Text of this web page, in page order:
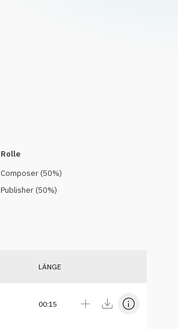
Rolle
Composer(50%)
Publisher(50%)
LÄNGE
00:15